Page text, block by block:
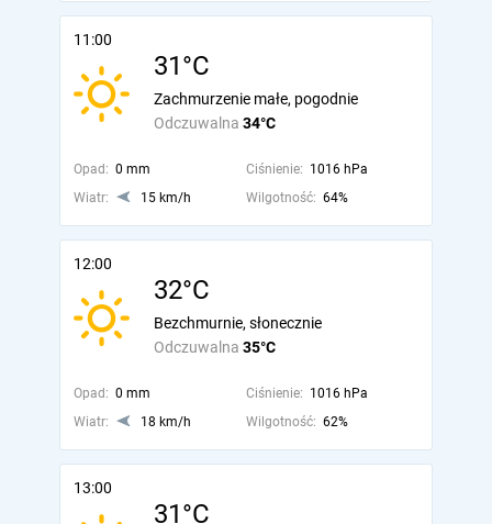
11:00
31°C
Odczuwalna 34°C
Zachmurzenie małe, pogodnie
Opad: 0 mm Ciśnienie: 1016 hPa
Wiatr:
15 km/h Wilgotność: 64%
12:00
32°C
Odczuwalna 35°C
Bezchmurnie, słonecznie
Opad: 0 mm Ciśnienie: 1016 hPa
Wiatr:
18 km/h Wilgotność: 62%
13:00
31°C